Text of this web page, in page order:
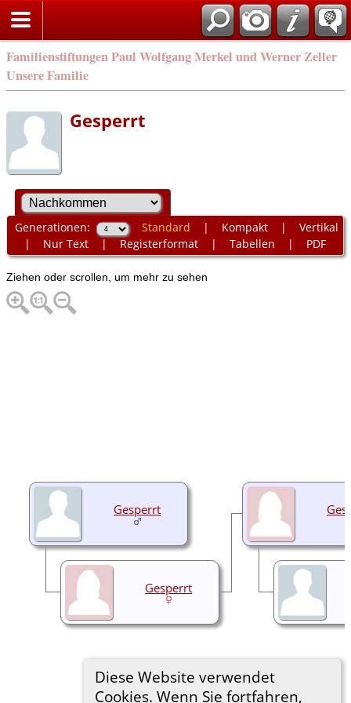
Familienstiftungen Paul Wolfgang Merkel und Werner Zeller
Unsere Familie
Diese Website verwendet
Cookies. Wenn Sie fortfahren,
Gesperrt
Generationen: Standard | Kompakt| Vertikal
| Nur Text| Registerformat| Tabellen | PDF
Ziehen oder scrollen, um mehr zu sehen
Gesperrt
Gesperrt